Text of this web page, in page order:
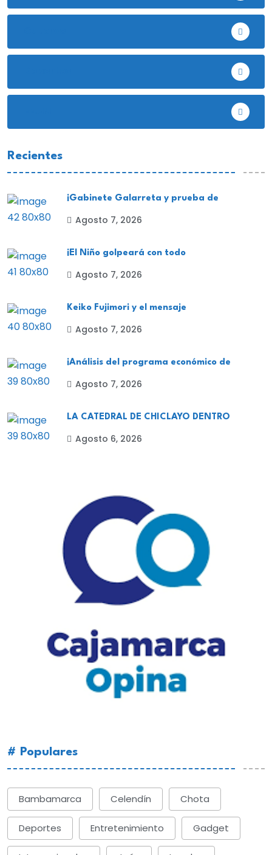
Recientes
¡Gabinete Galarreta y prueba de
Agosto 7, 2026
¡El Niño golpeará con todo
Agosto 7, 2026
Keiko Fujimori y el mensaje
Agosto 7, 2026
¡Análisis del programa económico de
Agosto 7, 2026
LA CATEDRAL DE CHICLAYO DENTRO
Agosto 6, 2026
# Populares
Bambamarca Celendín Chota
Deportes Entretenimiento Gadget